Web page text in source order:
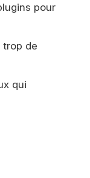
pour
trop de
qui